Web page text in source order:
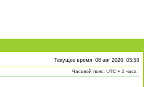
Текущее время: 08 авг 2026, 03:59
Часовой пояс: UTC + 3 часа